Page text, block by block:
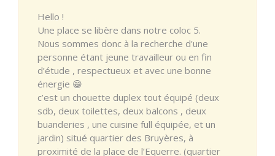
Hello !
Une place se libère dans notre coloc 5.
Nous sommes donc à la recherche d'une
personne étant jeune travailleur ou en fin
d’étude , respectueux et avec une bonne
énergie 😁
c’est un chouette duplex tout équipé (deux
sdb, deux toilettes, deux balcons , deux
buanderies , une cuisine full équipée, et un
jardin) situé quartier des Bruyères, à
proximité de la place de l’Equerre. (quartier